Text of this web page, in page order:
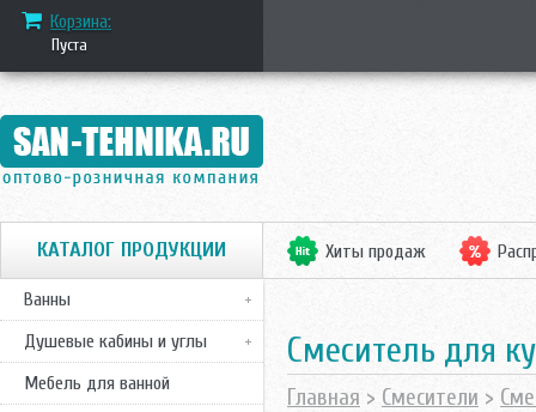
Корзина:
Пуста
КАТАЛОГ ПРОДУКЦИИ
Ванны
Душевые кабины и углы
Мебель для ванной
Хиты продаж
Смеситель для
Главная > Смесители >